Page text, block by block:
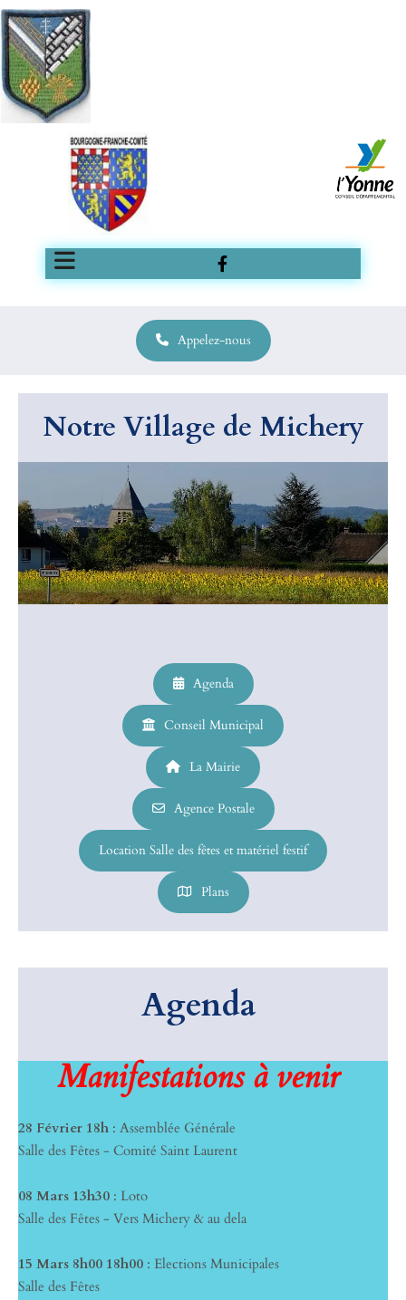
Appelez-nous
Notre Village de Michery
Agenda
Conseil Municipal
La Mairie
Agence Postale
Location Salle des fêtes et matériel festif
Plans
Agenda
Manifestations à venir
28 Février 18h : Assemblée Générale
Salle des Fêtes - Comité Saint Laurent
08 Mars 13h30 : Loto
Salle des Fêtes - Vers Michery & au dela
15 Mars 8h00 18h00 : Elections Municipales
Salle des Fêtes